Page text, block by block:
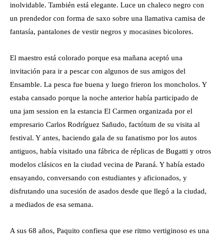
inolvidable. También está elegante. Luce un chaleco negro con
un prendedor con forma de saxo sobre una llamativa camisa de
fantasía, pantalones de vestir negros y mocasines bicolores.
El maestro está colorado porque esa mañana aceptó una
invitación para ir a pescar con algunos de sus amigos del
Ensamble. La pesca fue buena y luego frieron los moncholos. Y
estaba cansado porque la noche anterior había participado de
una jam session en la estancia El Carmen organizada por el
empresario Carlos Rodríguez Sañudo, factótum de su visita al
festival. Y antes, haciendo gala de su fanatismo por los autos
antiguos, había visitado una fábrica de réplicas de Bugatti y otros
modelos clásicos en la ciudad vecina de Paraná. Y había estado
ensayando, conversando con estudiantes y aficionados, y
disfrutando una sucesión de asados desde que llegó a la ciudad,
a mediados de esa semana.
A sus 68 años, Paquito confiesa que ese ritmo vertiginoso es una